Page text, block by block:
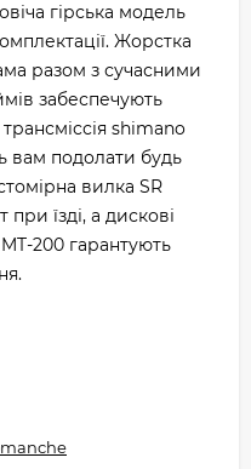
гірська модель
Жорстка
разом з сучасними
забеспечують
shimano
вам подолати будь
вилка SR
їзді, а дискові
200 гарантують